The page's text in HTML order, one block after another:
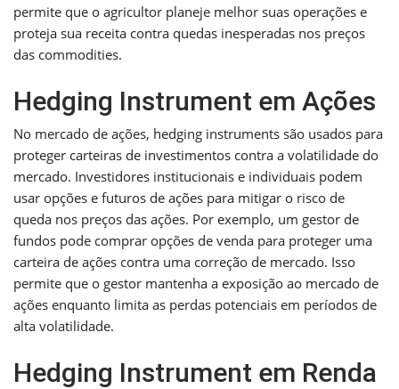
permite que o agricultor planeje melhor suas operações e
proteja sua receita contra quedas inesperadas nos preços
das commodities.
Hedging Instrument em Ações
No mercado de ações, hedging instruments são usados para
proteger carteiras de investimentos contra a volatilidade do
mercado. Investidores institucionais e individuais podem
usar opções e futuros de ações para mitigar o risco de
queda nos preços das ações. Por exemplo, um gestor de
fundos pode comprar opções de venda para proteger uma
carteira de ações contra uma correção de mercado. Isso
permite que o gestor mantenha a exposição ao mercado de
ações enquanto limita as perdas potenciais em períodos de
alta volatilidade.
Hedging Instrument em Renda